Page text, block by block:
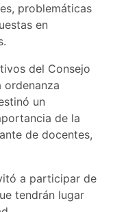
problemáticas
en
del Consejo
ordenanza
un
de la
de docentes,
a participar de
tendrán lugar